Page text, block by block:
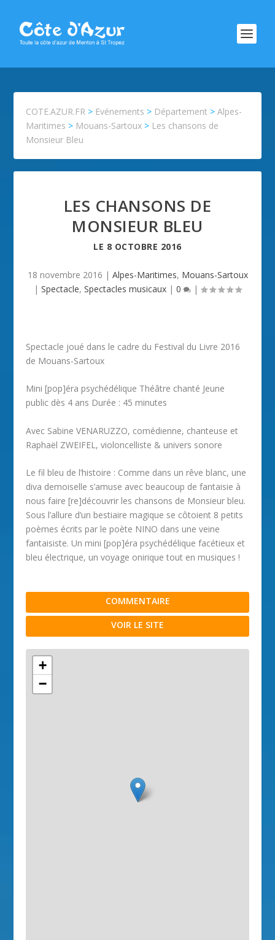
COTE.AZUR.FR > Evénements > Département >Alpes-
Maritimes > Mouans-Sartoux > Les chansons de
Monsieur Bleu
LES CHANSONS DE
MONSIEUR BLEU
LE 8 OCTOBRE 2016
18 novembre 2016 | Alpes-Maritimes, Mouans-Sartoux
| Spectacle, Spectacles musicaux | 0 |
Spectacle joué dans le cadre du Festival du Livre 2016
de Mouans-Sartoux
Mini [pop]éra psychédélique Théâtre chanté Jeune
public dès 4 ans Durée : 45 minutes
Avec Sabine VENARUZZO, comédienne, chanteuse et
Raphaël ZWEIFEL, violoncelliste & univers sonore
Le fil bleu de l’histoire : Comme dans un rêve blanc, une
diva demoiselle s’amuse avec beaucoup de fantaisie à
nous faire [re]découvrir les chansons de Monsieur bleu.
Sous l’allure d’un bestiaire magique se côtoient 8 petits
poèmes écrits par le poète NINO dans une veine
fantaisiste. Un mini [pop]éra psychédélique facétieux et
bleu électrique, un voyage onirique tout en musiques !
COMMENTAIRE
VOIR LE SITE
+
−